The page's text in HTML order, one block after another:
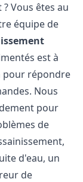
Vous êtes au
équipe de
est à
pour répondre
Nous
pour
de
d'eau, un
de